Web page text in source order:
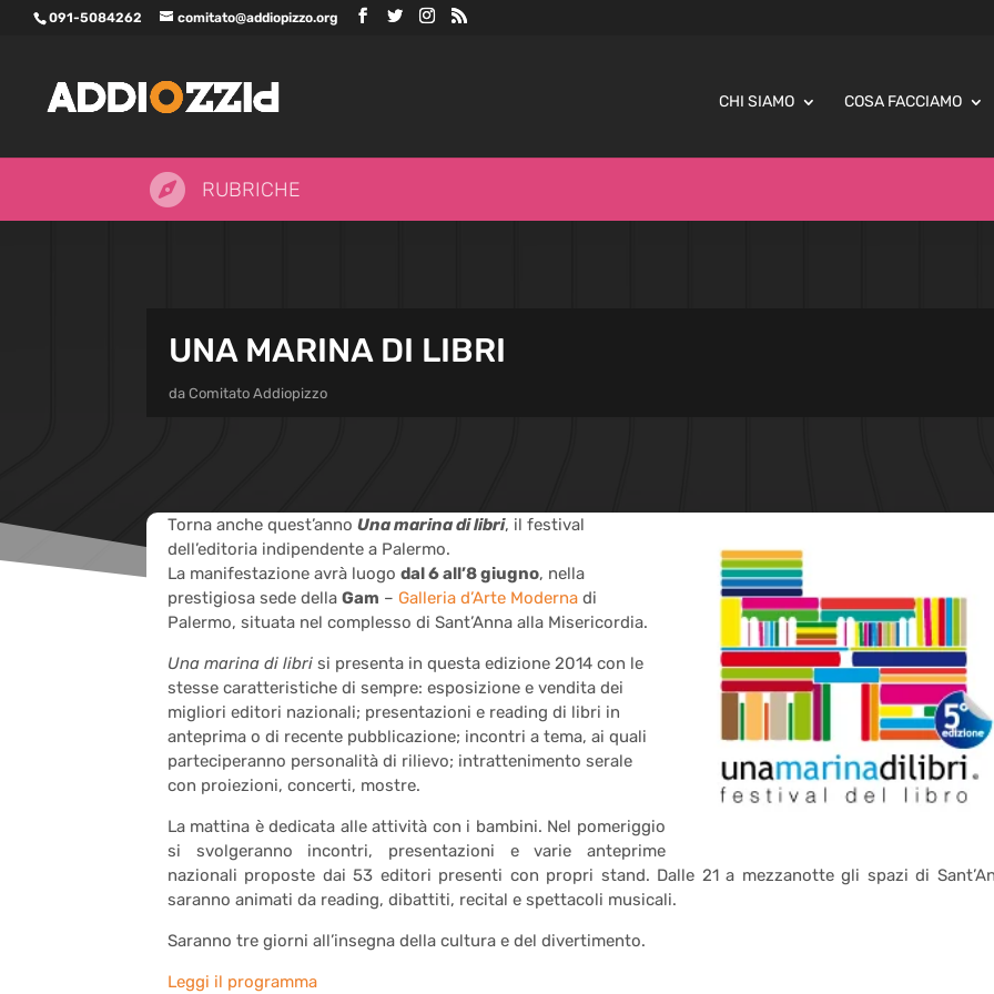
091-5084262 comitato@addiopizzo.org
CHI SIAMO COSA FACCIAMO
 RUBRICHE
UNA MARINA DI LIBRI
da Comitato Addiopizzo
Torna anche quest’anno Una marina di libri, il festival
dell’editoria indipendente a Palermo.
La manifestazione avrà luogo dal 6 all’8 giugno, nella
prestigiosa sede della Gam – Galleria d’Arte Moderna di
Palermo, situata nel complesso di Sant’Anna alla Misericordia.
Una marina di libri si presenta in questa edizione 2014 con le
stesse caratteristiche di sempre: esposizione e vendita dei
migliori editori nazionali; presentazioni e reading di libri in
anteprima o di recente pubblicazione; incontri a tema, ai quali
parteciperanno personalità di rilievo; intrattenimento serale
con proiezioni, concerti, mostre.
La mattina è dedicata alle attività con i bambini. Nel pomeriggio
si svolgeranno incontri, presentazioni e varie anteprime
nazionali proposte dai 53 editori presenti con propri stand. Dalle 21 a mezzanotte gli spazi di
saranno animati da reading, dibattiti, recital e spettacoli musicali.
Saranno tre giorni all’insegna della cultura e del divertimento.
Leggi il programma